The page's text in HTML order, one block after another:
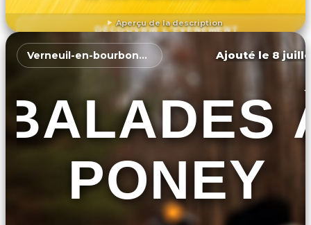
Aperçu de la description
DÉCOUVRIR L'ÉVÉNEMENT
Verneuil-en-bourbonnais Ajouté le 8
BALADES
PONEY